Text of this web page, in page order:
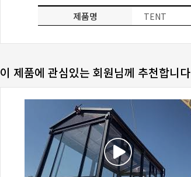
제품명 TENT
이 제품에 관심있는 회원님께 추천합니다